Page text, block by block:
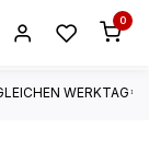
0
WERKTAG*